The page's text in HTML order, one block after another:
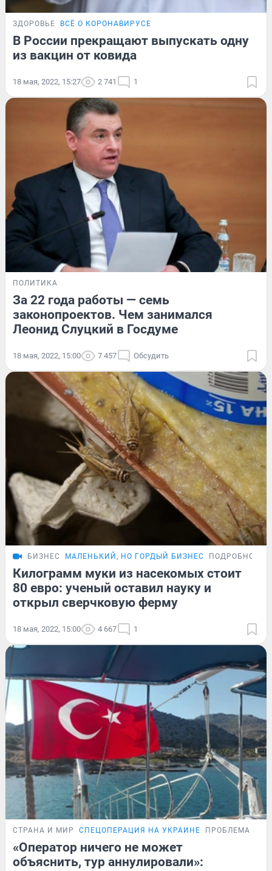
ЗДОРОВЬЕ ВСЁ О КОРОНАВИРУСЕ
В России прекращают выпускать одну
из вакцин от ковида
18 мая, 2022, 15:27 2 741 1
ПОЛИТИКА
За 22 года работы — семь
законопроектов. Чем занимался
Леонид Слуцкий в Госдуме
18 мая, 2022, 15:00 7 457 Обсудить
БИЗНЕС МАЛЕНЬКИЙ, НО ГОРДЫЙ БИЗНЕС ПОДРОБНОСТИ
Килограмм муки из насекомых стоит
80 евро: ученый оставил науку и
открыл сверчковую ферму
18 мая, 2022, 15:00 4 667 1
СТРАНА И МИР СПЕЦОПЕРАЦИЯ НА УКРАИНЕ ПРОБЛЕМА
«Оператор ничего не может
объяснить, тур аннулировали»: